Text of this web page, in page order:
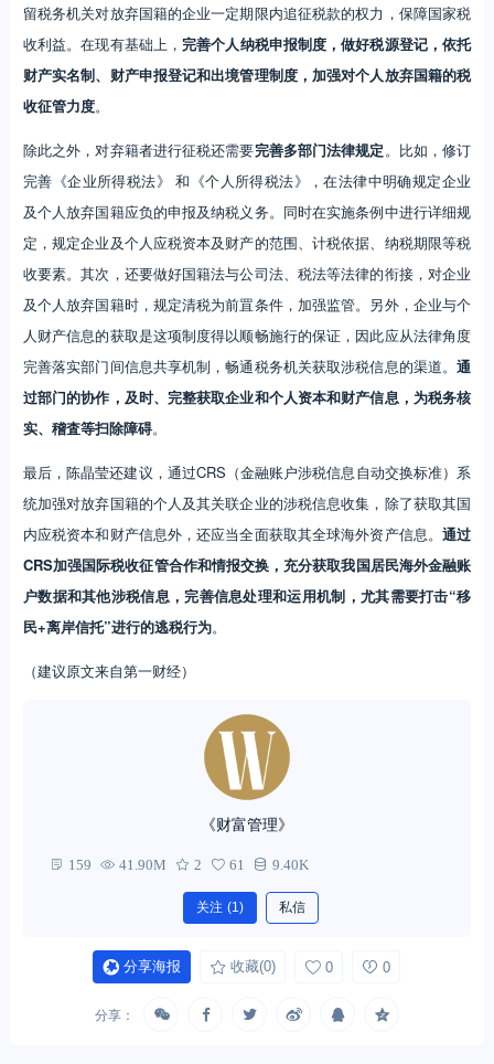
留税务机关对放弃国籍的企业一定期限内追征税款的权力，保障国家税
收利益。在现有基础上，完善个人纳税申报制度，做好税源登记，依托
财产实名制、财产申报登记和出境管理制度，加强对个人放弃国籍的税
收征管力度。
除此之外，对弃籍者进行征税还需要完善多部门法律规定。比如，修订
完善《企业所得税法》 和《个人所得税法》，在法律中明确规定企业
及个人放弃国籍应负的申报及纳税义务。同时在实施条例中进行详细规
定，规定企业及个人应税资本及财产的范围、计税依据、纳税期限等税
收要素。其次，还要做好国籍法与公司法、税法等法律的衔接，对企业
及个人放弃国籍时，规定清税为前罝条件，加强监管。另外，企业与个
人财产信息的获取是这项制度得以顺畅施行的保证，因此应从法律角度
完善落实部门间信息共享机制，畅通税务机关获取涉税信息的渠道。通
过部门的协作，及时、完整获取企业和个人资本和财产信息，为税务核
实、稽査等扫除障碍。
最后，陈晶莹还建议，通过CRS（金融账户涉税信息自动交换标准）系
统加强对放弃国籍的个人及其关联企业的涉税信息收集，除了获取其国
内应税资本和财产信息外，还应当全面获取其全球海外资产信息。 通过
CRS加强国际税收征管合作和情报交换，充分获取我国居民海外金融账
户数据和其他涉税信息，完善信息处理和运用机制，尤其需要打击“移
民+离岸信托”进行的逃税行为。
（建议原文来自第一财经）
《财富管理》
159 41.90M 2 61 9.40K
关注 (1) 私信
分享海报 收藏(0) 0 0
分享：